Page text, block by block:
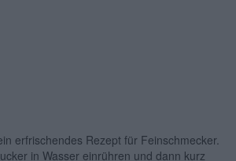
erfrischendes Rezept für Feinschmecker.
in Wasser einrühren und dann kurz